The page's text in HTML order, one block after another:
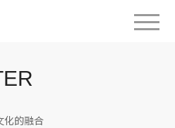
化的融合